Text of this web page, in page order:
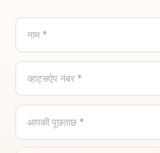
नाम *
व्हाट्सऐप नंबर *
आपकी पूछताछ *